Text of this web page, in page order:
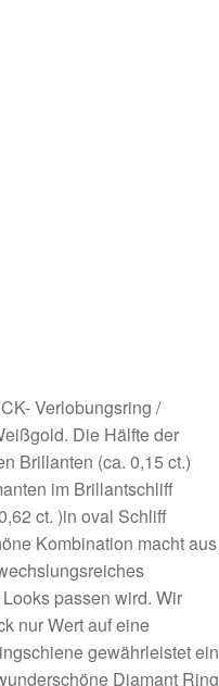
Verlobungsring /
Die Hälfte der
Brillanten (ca. 0,15 ct.)
im Brillantschliff
ct. )in oval Schliff
Kombination macht aus
passen wird. Wir
nur Wert auf eine
gewährleistet ein
Diamant Ring